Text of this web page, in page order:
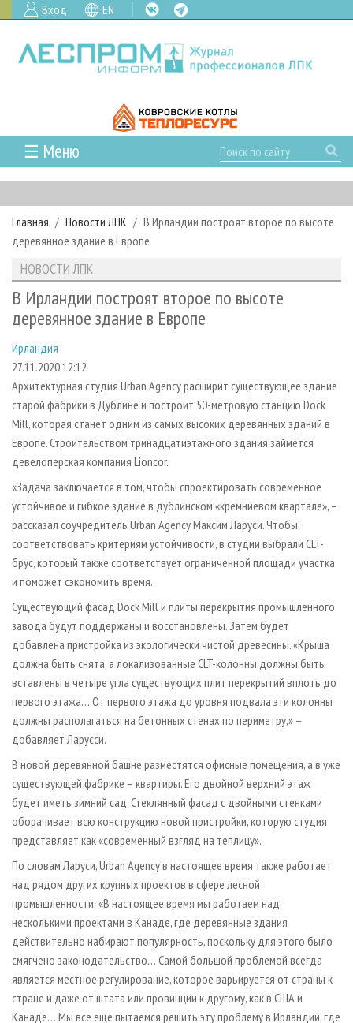
Вход EN
☰ Меню
ГЛАВНАЯ
РУБРИКИ И ТЕМЫ
РУБРИКИ ЖУРНАЛА
ЛЕСОЗАГОТОВКА
ЛЕСОПИЛЕНИЕ
СУШКА ДРЕВЕСИНЫ
ПРОИЗВОДСТВО ДРЕВЕСНЫХ ПЛИТ
ДЕРЕВЯННОЕ ДОМОСТРОЕНИЕ
ПРОИЗВОДСТВО МЕБЕЛИ
БИОЭНЕРГЕТИКА
ЦБП
ИНСТРУМЕНТ И МАТЕРИАЛЫ
НОВОСТИ
НОВОСТИ ЛПК
НОВОСТИ ЖУРНАЛА
ПРОЕКТЫ ЛПИ
АНАЛИТИКА
ПРЕДПРИЯТИЯ ЛПК
ПЕРСОНЫ
МОБИЛЬНЫЕ ВЫСТАВКИ
ОФИЦИАЛЬНЫЕ ДЕЛЕГАЦИИ
ПРИОРИТЕТНЫЕ ИНВЕСТПРОЕКТЫ
RUSSIAN FORESTRY REVIEW
ГАЗЕТА ЛЕСПРОМФОРУМ
БИБЛИОТЕКА СПЕЦИАЛИСТА
АРХИВ
АРХИВ ЖУРНАЛОВ
О ЖУРНАЛЕ
КОНТАКТЫ
РЕКЛАМОДАТЕЛЯМ
РЕКЛАМА
РЕКЛАМА НА САЙТЕ
Главная Новости ЛПК
В Ирландии построят второе по высоте
деревянное здание в Европе
НОВОСТИ ЛПК
В Ирландии построят второе по высоте
деревянное здание в Европе
Ирландия
27.11.2020 12:12
Архитектурная студия Urban Agency расширит существующее здание
старой фабрики в Дублине и построит 50-метровую станцию Dock
Mill, которая станет одним из самых высоких деревянных зданий в
Европе. Строительством тринадцатиэтажного здания займется
девелоперская компания Lioncor.
«Задача заключается в том, чтобы спроектировать современное
устойчивое и гибкое здание в дублинском «кремниевом квартале», –
рассказал соучредитель Urban Agency Максим Ларуси. Чтобы
соответствовать критериям устойчивости, в студии выбрали CLT-
брус, который также соответствует ограниченной площади участка
и поможет сэкономить время.
Существующий фасад Dock Mill и плиты перекрытия промышленного
завода будут поддержаны и восстановлены. Затем будет
добавлена пристройка из экологически чистой древесины. «Крыша
должна быть снята, а локализованные CLT-колонны должны быть
вставлены в четыре угла существующих плит перекрытий вплоть до
первого этажа… От первого этажа до уровня подвала эти колонны
должны располагаться на бетонных стенах по периметру,» –
добавляет Ларусси.
В новой деревянной башне разместятся офисные помещения, а в уже
существующей фабрике – квартиры. Его двойной верхний этаж
будет иметь зимний сад. Стеклянный фасад с двойными стенками
оборачивает всю конструкцию новой пристройки, которую студия
представляет как «современный взгляд на теплицу».
По словам Ларуси, Urban Agency в настоящее время также работает
над рядом других крупных проектов в сфере лесной
промышленности: «В настоящее время мы работаем над
несколькими проектами в Канаде, где деревянные здания
действительно набирают популярность, поскольку для этого было
смягчено законодательство… Самой большой проблемой всегда
является местное регулирование, которое варьируется от страны к
стране и даже от штата или провинции к другому, как в США и
Канаде… Мы все еще пытаемся решить эту проблему в Ирландии, где